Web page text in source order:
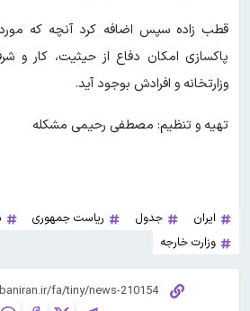
قطب زاده سپس اضافه کرد آنچه که
پاکسازی امکان دفاع از حیثیت، کار و
وزارتخانه و افرادش بوجود آید.
تهیه و تنظیم: مصطفی رحیمی مشکله
ایران جدول ریاست جمهوری
وزارت خارجه